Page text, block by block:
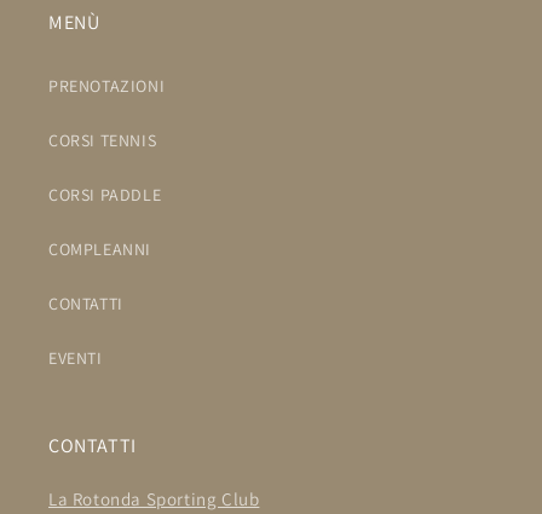
MENÙ
PRENOTAZIONI
CORSI TENNIS
CORSI PADDLE
COMPLEANNI
CONTATTI
EVENTI
CONTATTI
La Rotonda Sporting Club